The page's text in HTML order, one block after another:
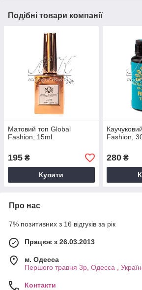
Подібні товари компанії
Матовий топ Global
Fashion, 15ml
195 ₴
Купити
Fashion,
280₴
Про нас
7% позитивних з 16 відгуків за рік
Працює з 26.03.2013
м. Одесса
Першого травня 3р, Одесса ,
Контакти